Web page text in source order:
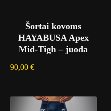
Šortai kovoms
HAYABUSA Apex
Mid-Tigh – juoda
90,00 €